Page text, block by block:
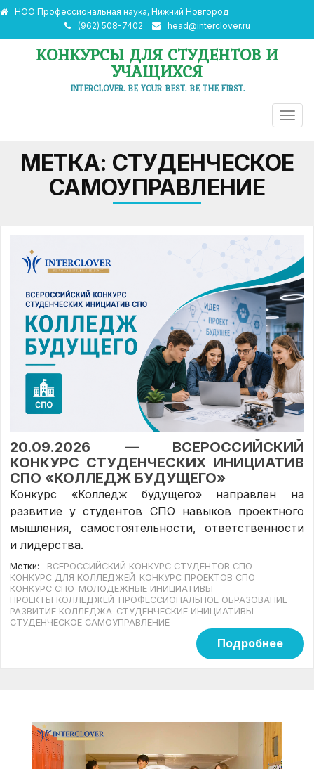
НОО Профессиональная наука, Нижний Новгород
(962) 508-7402
head@interclover.ru
КОНКУРСЫ ДЛЯ СТУДЕНТОВ И
УЧАЩИХСЯ
INTERCLOVER. BE YOUR BEST. BE THE FIRST.
МЕТКА: СТУДЕНЧЕСКОЕ
САМОУПРАВЛЕНИЕ
20.09.2026 — ВСЕРОССИЙСКИЙ
КОНКУРС СТУДЕНЧЕСКИХ ИНИЦИАТИВ
СПО «КОЛЛЕДЖ БУДУЩЕГО»
Конкурс «Колледж будущего» направлен на
развитие у студентов СПО навыков проектного
мышления, самостоятельности, ответственности
и лидерства.
Метки:
ВСЕРОССИЙСКИЙ КОНКУРС СТУДЕНТОВ СПО
КОНКУРС ДЛЯ КОЛЛЕДЖЕЙ КОНКУРС ПРОЕКТОВ СПО
КОНКУРС СПО МОЛОДЕЖНЫЕ ИНИЦИАТИВЫ
ПРОЕКТЫ КОЛЛЕДЖЕЙ ПРОФЕССИОНАЛЬНОЕ ОБРАЗОВАНИЕ
РАЗВИТИЕ КОЛЛЕДЖА СТУДЕНЧЕСКИЕ ИНИЦИАТИВЫ
СТУДЕНЧЕСКОЕ САМОУПРАВЛЕНИЕ
Подробнее
Видеоплеер